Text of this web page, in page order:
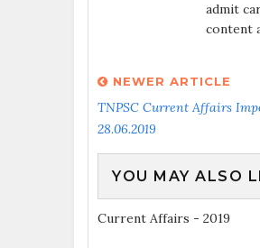
admit
content
NEWER ARTICLE
TNPSC Current Affairs
28.06.2019
YOU MAY ALSO
Current Affairs - 2019